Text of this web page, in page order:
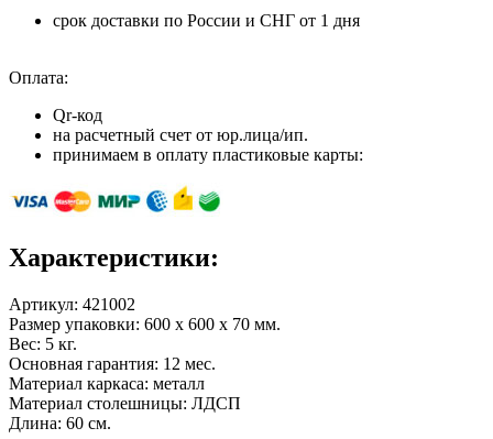
срок доставки по России и СНГ от 1 дня
Оплата:
Qr-код
на расчетный счет от юр.лица/ип.
принимаем в оплату пластиковые карты:
Характеристики:
Артикул: 421002
Размер упаковки: 600 x 600 x 70 мм.
Вес: 5 кг.
Основная гарантия: 12 мес.
Материал каркаса: металл
Материал столешницы: ЛДСП
Длина: 60 см.